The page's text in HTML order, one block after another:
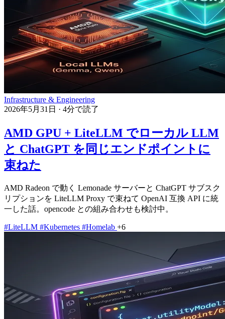
Infrastructure & Engineering
2026年5月31日 · 4分で読了
AMD GPU + LiteLLM でローカル LLM
と ChatGPT を同じエンドポイントに
束ねた
AMD Radeon で動く Lemonade サーバーと ChatGPT サブスク
リプションを LiteLLM Proxy で束ねて OpenAI 互換 API に統
一した話。opencode との組み合わせも検討中。
#LiteLLM #Kubernetes #Homelab +6